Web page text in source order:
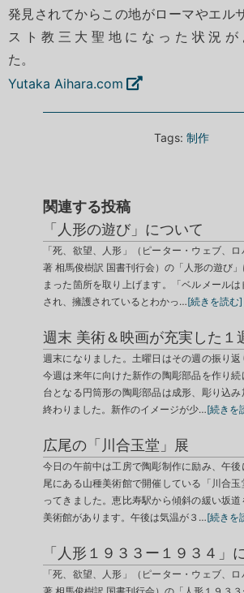
発見されてからこの地がローマやエル
スト教三大聖地になった状況が
た
Yutaka Aihara.com
Tags: 制作
関連する投稿
「人形の遊び」について
「死、欲望、人形」（ピーター・ウェブ、
著 相馬俊樹訳 国書刊行会）の「人形の遊び
まった箇所を取り上げます。「ベルメール
され、擁護されているとわかっ…[続きを読む]
週末 美術＆映画が充実した１
週末になりました。土曜日はその週の振り返
今週は来年に向けた新作の陶彫部品を作り
台となる円筒形の陶彫部品は成形、彫り込
終わりました。新作のイメージが少…[続きを
広尾の「川合玉堂」展
今日の午前中は工房で陶彫制作に励み、午
尾にある山種美術館で開催している「川合
ってきました。恵比寿駅から傾斜の緩い坂
美術館があります。午後は気温が３…[続きを
「人形１９３３ー１９３４」
「死、欲望、人形」（ピーター・ウェブ、